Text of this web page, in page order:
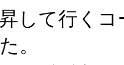
して行く
。